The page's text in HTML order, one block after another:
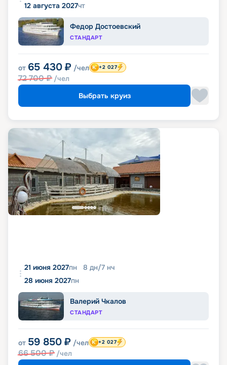
12 августа 2027чт
Федор Достоевский
СТАНДАРТ
от 65 430 ₽ /чел
72 700₽ /чел
+2 027
Выбрать круиз
21 июня 2027пн 8 дн/7 нч
28 июня 2027пн
Валерий Чкалов
СТАНДАРТ
от 59 850 ₽ /чел
66 500₽ /чел
+2 027